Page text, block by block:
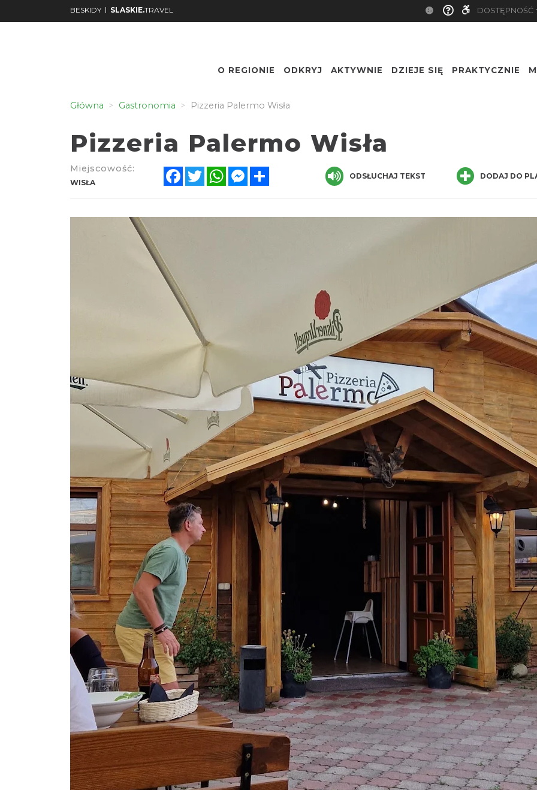
BESKIDY | SLASKIE.TRAVEL DOSTĘPNOŚĆ
O REGIONIE ODKRYJ AKTYWNIE DZIEJE SIĘ PRAKTYCZNIE
Nr. Podgląd
Główna Gastronomia Pizzeria Palermo Wisła
Pizzeria Palermo Wisła
Miejscowość:
WISŁA
FacebookTwitterWhatsAppMessenger ODSŁUCHAJ TEKST DODAJ DO